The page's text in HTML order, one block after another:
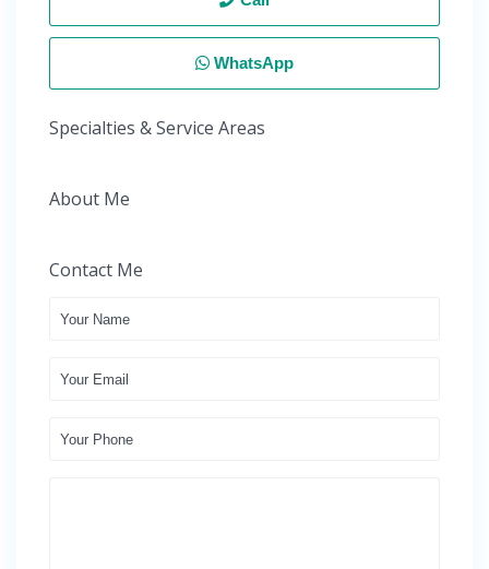
WhatsApp
Specialties & Service Areas
About Me
Contact Me